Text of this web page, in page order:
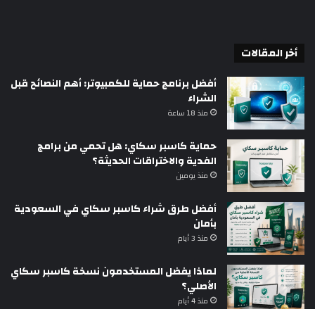
أخر المقالات
أفضل برنامج حماية للكمبيوتر: أهم النصائح قبل
الشراء
منذ 18 ساعة
حماية كاسبر سكاي: هل تحمي من برامج
الفدية والاختراقات الحديثة؟
منذ يومين
أفضل طرق شراء كاسبر سكاي في السعودية
بأمان
منذ 3 أيام
لماذا يفضل المستخدمون نسخة كاسبر سكاي
الأصلي؟
منذ 4 أيام